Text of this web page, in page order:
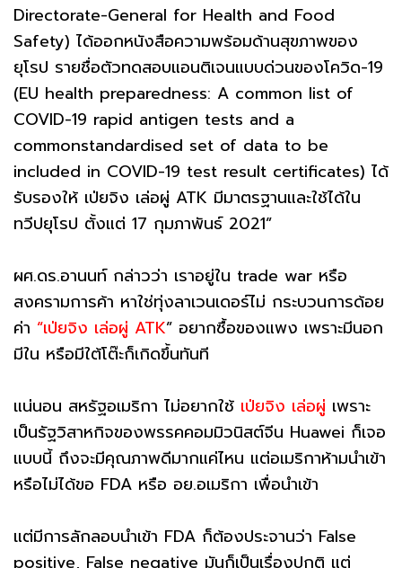
Directorate-General for Health and Food
Safety) ได้ออกหนังสือความพร้อมด้านสุขภาพของ
ยุโรป รายชื่อตัวทดสอบแอนติเจนแบบด่วนของโควิด-19
(EU health preparedness: A common list of
COVID-19 rapid antigen tests and a
commonstandardised set of data to be
included in COVID-19 test result certificates) ได้
รับรองให้ เป่ยจิง เล่อผู่ ATK มีมาตรฐานและใช้ได้ใน
ทวีปยุโรป ตั้งแต่ 17 กุมภาพันธ์ 2021”
ผศ.ดร.อานนท์ กล่าวว่า เราอยู่ใน trade war หรือ
สงครามการค้า หาใช่ทุ่งลาเวนเดอร์ไม่ กระบวนการด้อย
ค่า “เป่ยจิง เล่อผู่ ATK” อยากซื้อของแพง เพราะมีนอก
มีใน หรือมีใต้โต๊ะก็เกิดขึ้นทันที
แน่นอน สหรัฐอเมริกา ไม่อยากใช้ เป่ยจิง เล่อผู่ เพราะ
เป็นรัฐวิสาหกิจของพรรคคอมมิวนิสต์จีน Huawei ก็เจอ
แบบนี้ ถึงจะมีคุณภาพดีมากแค่ไหน แต่อเมริกาห้ามนำเข้า
หรือไม่ได้ขอ FDA หรือ อย.อเมริกา เพื่อนำเข้า
แต่มีการลักลอบนำเข้า FDA ก็ต้องประจานว่า False
positive, False negative มันก็เป็นเรื่องปกติ แต่